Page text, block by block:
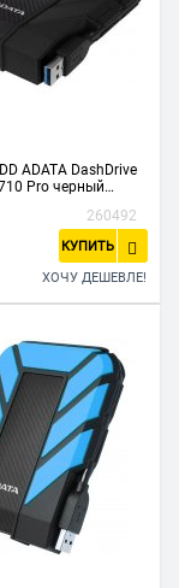
ADATA DashDrive
Pro черный
CBK) 2.5" 1.0TB
260492
КУПИТЬ
ХОЧУ ДЕШЕВЛЕ!